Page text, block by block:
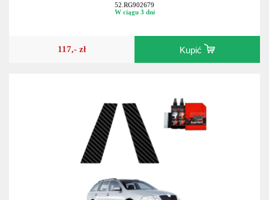
52.RG902679
W ciągu 3 dni
117,- zł Kupić